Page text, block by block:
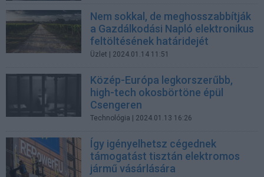
Nem sokkal, de meghosszabbítják
a Gazdálkodási Napló elektronikus
feltöltésének határidejét
Üzlet | 2024.01.14 11:51
Közép-Európa legkorszerűbb,
high-tech okosbörtöne épül
Csengeren
Technológia | 2024.01.13 16:26
Így igényelhetsz cégednek
támogatást tisztán elektromos
jármű vásárlására